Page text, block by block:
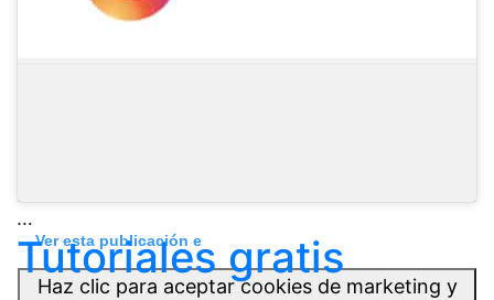
Ver esta publicación e
Haz clic para aceptar cookies de marketing y
…
Tutoriales gratis